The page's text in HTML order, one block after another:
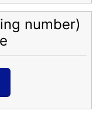
number)